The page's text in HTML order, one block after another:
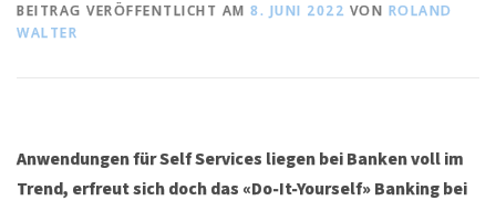
BEITRAG VERÖFFENTLICHT AM 8. JUNI 2022 VON ROLAND
WALTER
Anwendungen für Self Services liegen bei Banken voll im
Trend, erfreut sich doch das «Do-It-Yourself» Banking bei